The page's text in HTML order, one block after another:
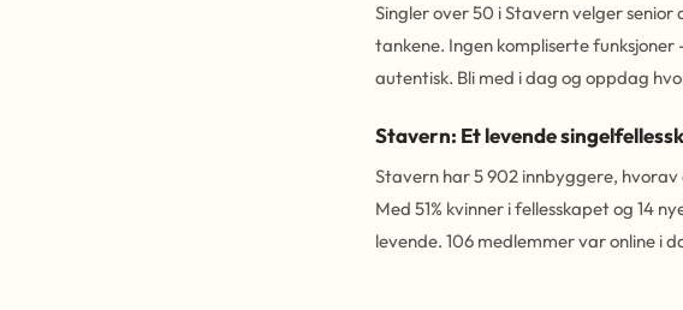
Singler over 50 i Stavern velger
tankene. Ingen kompliserte
autentisk. Bli med i dag og oppdag
Stavern: Et levende
Stavern har 5 902 innbyggere, hvorav
Med 51% kvinner i fellesskapet og 14
levende. 106 medlemmer var online i